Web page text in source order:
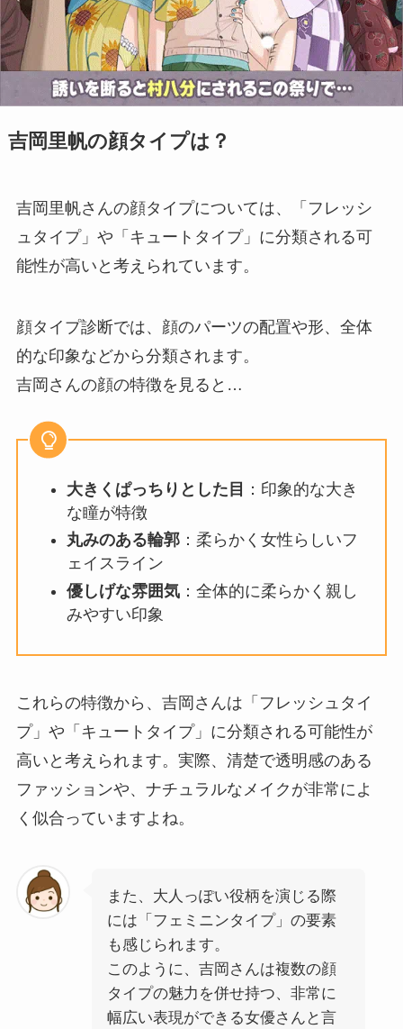
吉岡里帆の顔タイプは？
吉岡里帆さんの顔タイプについては、「フレッシ
ュタイプ」や「キュートタイプ」に分類される可
能性が高いと考えられています。
顔タイプ診断では、顔のパーツの配置や形、全体
的な印象などから分類されます。
吉岡さんの顔の特徴を見ると…
大きくぱっちりとした目
：印象的な大き
な瞳が特徴
丸みのある輪郭：柔らかく女性らしいフ
ェイスライン
優しげな雰囲気：全体的に柔らかく親し
みやすい印象
これらの特徴から、吉岡さんは「フレッシュタイ
プ」や「キュートタイプ」に分類される可能性が
高いと考えられます。実際、清楚で透明感のある
ファッションや、ナチュラルなメイクが非常によ
く似合っていますよね。
また、大人っぽい役柄を演じる際
には「フェミニンタイプ」の要素
も感じられます。
このように、吉岡さんは複数の顔
タイプの魅力を併せ持つ、非常に
幅広い表現ができる女優さんと言